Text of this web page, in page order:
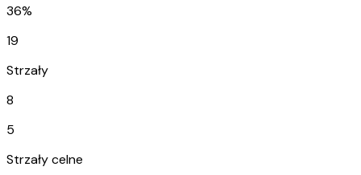
36%
19
Strzały
8
5
Strzały celne